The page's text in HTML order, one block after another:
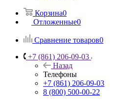
Корзина0
Отложенные0
Сравнение товаров0
+7 (861) 206-09-03
Назад
Телефоны
+7 (861) 206-09-03
8 (800) 500-00-22